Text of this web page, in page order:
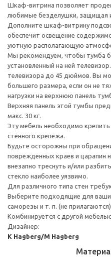
Шкаф-витрина позволяет
любимые безделушки, защищая
Дополните шкаф-витрину
обеспечит освещение
уютную располагающую
Мы рекомендуем, чтобы тумба
установленный на ней
телевизора до 45 дюймов. Вы
большего размера, если он не
нагрузки на верхнюю панель
Верхняя панель этой тумбы
макс. 30 кг.
Эту мебель необходимо
стенного крепежа.
Будьте осторожны при
поврежденных краев и царапин
внезапно треснуть и/или
стекло наиболее уязвимо.
Для различного типа стен
Выберите подходящие для
саморезы и т. п. (не прилагаются).
Комбинируется с другой
Дизайнер:
K Hagberg/M Hagberg